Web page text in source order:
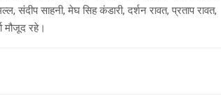
संदीप साहनी, मेघ सिह कंडारी, दर्शन रावत, प्रताप रावत,
मौजूद रहे।